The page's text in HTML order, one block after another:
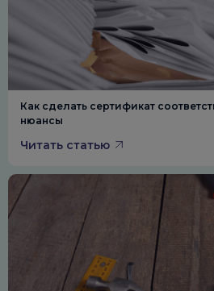
Как сделать сертификат
нюансы
Читать статью